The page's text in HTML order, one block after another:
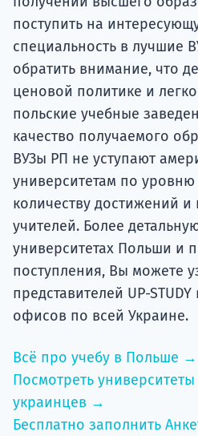
поступить на
специальность в лучшие
обратить внимание, что
ценовой политике и
польские учебные
качество получаемого
ВУЗы РП не уступают
университетам по
количеству достижений
учителей. Более
университетах Польши и
поступления, Вы можете
представителей UP-
офисов по всей Украине.
Всё про учебу в Польше →
Посмотреть
украинцев →
Бесплатно заполнить